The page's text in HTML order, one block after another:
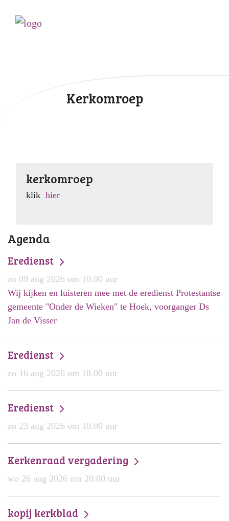
Kerkomroep
kerkomroep
klik hier
Agenda
Eredienst
zo 09 aug 2026 om 10.00 uur
Wij kijken en luisteren mee met de eredienst Protestantse
gemeente "Onder de Wieken" te Hoek, voorganger Ds
Jan de Visser
Eredienst
zo 16 aug 2026 om 10.00 uur
Eredienst
zo 23 aug 2026 om 10.00 uur
Kerkenraad vergadering
wo 26 aug 2026 om 20.00 uur
kopij kerkblad